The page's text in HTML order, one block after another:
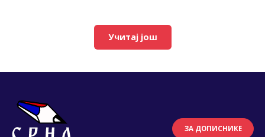
Учитај још
ЗА ДОПИСНИКЕ